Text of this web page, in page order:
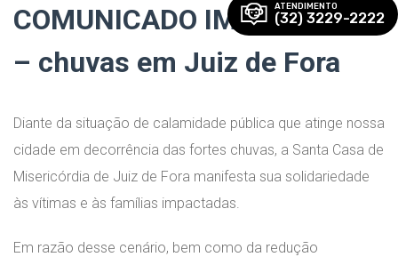
ATENDIMENTO
(32) 3229-2222
COMUNICADO IMPORTANTE
– chuvas em Juiz de Fora
Diante da situação de calamidade pública que atinge nossa
cidade em decorrência das fortes chuvas, a Santa Casa de
Misericórdia de Juiz de Fora manifesta sua solidariedade
às vítimas e às famílias impactadas.
Em razão desse cenário, bem como da redução